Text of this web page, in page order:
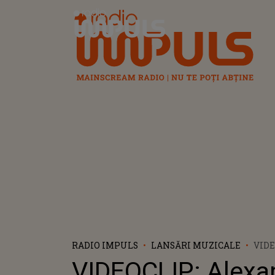
Radio Impuls
RADIO IMPULS LANSĂRI MUZICALE